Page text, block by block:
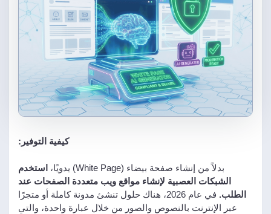
كيفية التوفير:
بدلاً من إنشاء صفحة بيضاء (White Page) يدويًا،
استخدم
الشبكات العصبية لإنشاء مواقع ويب متعددة الصفحات عند
الطلب.
في عام 2026، هناك حلول تنشئ مدونة كاملة أو متجرًا
عبر الإنترنت بالنصوص والصور من خلال عبارة واحدة، والتي